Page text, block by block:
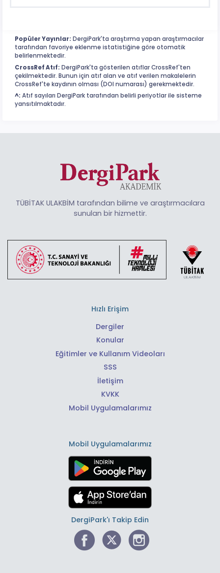
Popüler Yayınlar: DergiPark'ta araştırma yapan araştırmacılar
tarafından favoriye eklenme istatistiğine göre otomatik
belirlenmektedir.
CrossRef Atıf: DergiPark'ta gösterilen atıflar CrossRef'ten
çekilmektedir. Bunun için atıf alan ve atıf verilen makalelerin
CrossRef'te kaydının olması (DOI numarası) gerekmektedir.
^: Atıf sayıları DergiPark tarafından belirli periyotlar ile sisteme
yansıtılmaktadır.
TÜBİTAK ULAKBİM tarafından bilime ve araştırmacılara
sunulan bir hizmettir.
Hızlı Erişim
Dergiler
Konular
Eğitimler ve Kullanım Videoları
SSS
İletişim
KVKK
Mobil Uygulamalarımız
Mobil Uygulamalarımız
DergiPark'ı Takip Edin